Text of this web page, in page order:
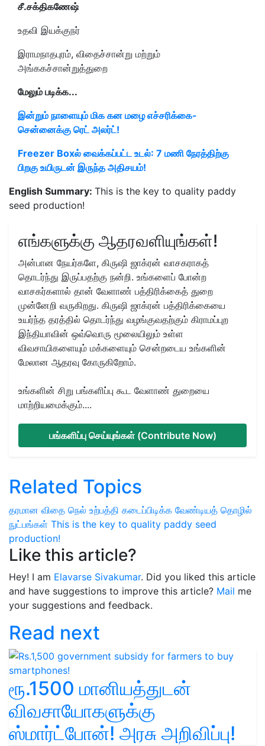
சீ.சக்திகணேஷ்
உதவி இயக்குநர்
இராமநாதபுரம், விதைச்சான்று மற்றும்
அங்ககச்சான்றுத்துறை
மேலும் படிக்க...
இன்றும் நாளையும் மிக கன மழை எச்சரிக்கை-
சென்னைக்கு ரெட் அலர்ட்!
Freezer Boxல் வைக்கப்பட்ட உடல்: 7 மணி நேரத்திற்கு
பிறகு உயிருடன் இருந்த அதிசயம்!
English Summary: This is the key to quality paddy
seed production!
எங்களுக்கு ஆதரவளியுங்கள்!
அன்பான நேயர்களே, கிருஷி ஜாக்ரன் வாசகராகத்
தொடர்ந்து இருப்பதற்கு நன்றி. உங்களைப் போன்ற
வாசகர்களால் தான் வேளாண் பத்திரிக்கைத் துறை
முன்னேறி வருகிறது. கிருஷி ஜாக்ரன் பத்திரிக்கையை
உயர்ந்த தரத்தில் தொடர்ந்து வழங்குவதற்கும் கிராமப்புற
இந்தியாவின் ஒவ்வொரு மூலையிலும் உள்ள
விவசாயிகளையும் மக்களையும் சென்றடைய உங்களின்
மேலான ஆதரவு கோருகிறோம்.
உங்களின் சிறு பங்களிப்பு கூட வேளாண் துறையை
மாற்றியமைக்கும்....
பங்களிப்பு செய்யுங்கள் (Contribute Now)
Related Topics
தரமான விதை நெல் உற்பத்தி கடைப்பிடிக்க வேண்டியத் தொழில்
நுட்பங்கள் This is the key to quality paddy seed
production!
Like this article?
Hey! I am Elavarse Sivakumar. Did you liked this article
and have suggestions to improve this article? Mail me
your suggestions and feedback.
Read next
ரூ.1500 மானியத்துடன்
விவசாயோகளுக்கு
ஸ்மார்ட்போன்! அரசு அறிவிப்பு!